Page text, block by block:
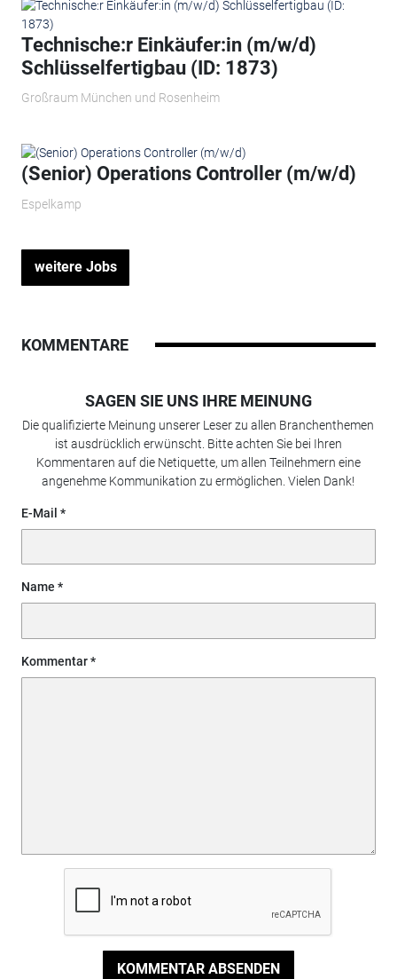
Technische:r Einkäufer:in (m/w/d)
Schlüsselfertigbau (ID: 1873)
Großraum München und Rosenheim
(Senior) Operations Controller (m/w/d)
Espelkamp
weitere Jobs
KOMMENTARE
SAGEN SIE UNS IHRE MEINUNG
Die qualifizierte Meinung unserer Leser zu allen Branchenthemen
ist ausdrücklich erwünscht. Bitte achten Sie bei Ihren
Kommentaren auf die Netiquette, um allen Teilnehmern eine
angenehme Kommunikation zu ermöglichen. Vielen Dank!
E-Mail
Name
Kommentar
KOMMENTAR ABSENDEN